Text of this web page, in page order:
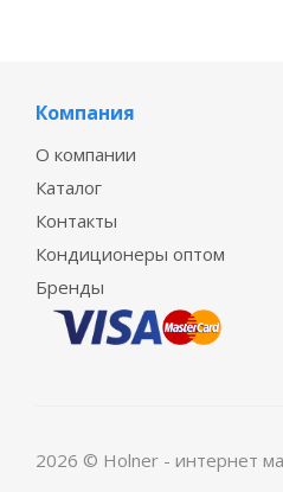
Компания
О компании
Каталог
Контакты
Кондиционеры оптом
Бренды
2026 © Holner - интернет